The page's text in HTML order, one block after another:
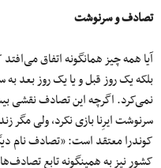
تصادف و سرنوشت
آیا همه چیز همانگونه اتفاق می‌افتد
بلکه یک روز قبل و یا یک روز بعد
نمی‌کرد. اگرچه این تصادف نقشی
سرنوشت ایرِنا بازی نکرد، ولی
کوندرا معتقد است: «تصادف نام
کشور نیز به همینگونه تابع